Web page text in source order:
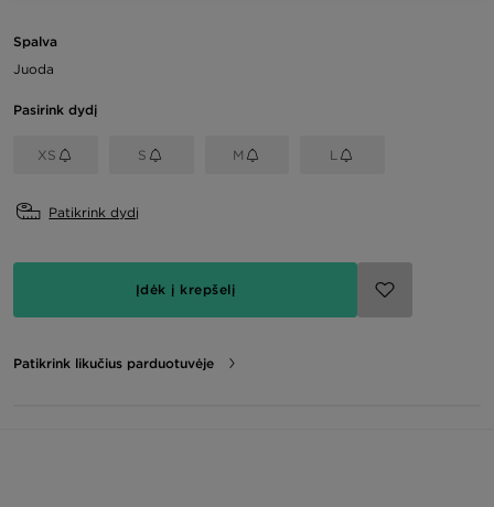
Spalva
Juoda
Pasirink dydį
XS S M L
Patikrink dydį
Įdėk į krepšelį
Patikrink likučius parduotuvėje